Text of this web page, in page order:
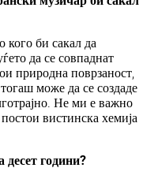
кого би сакал да
да се совпаднат
природна поврзаност,
може да се создаде
Не ми е важно
вистинска хемија
десет години?